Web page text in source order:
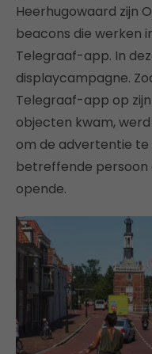
Heerhugowaard zijn
beacons die werken
Telegraaf-app. In
displaycampagne.
Telegraaf-app op
objecten kwam,
om de advertentie
betreffende
opende.